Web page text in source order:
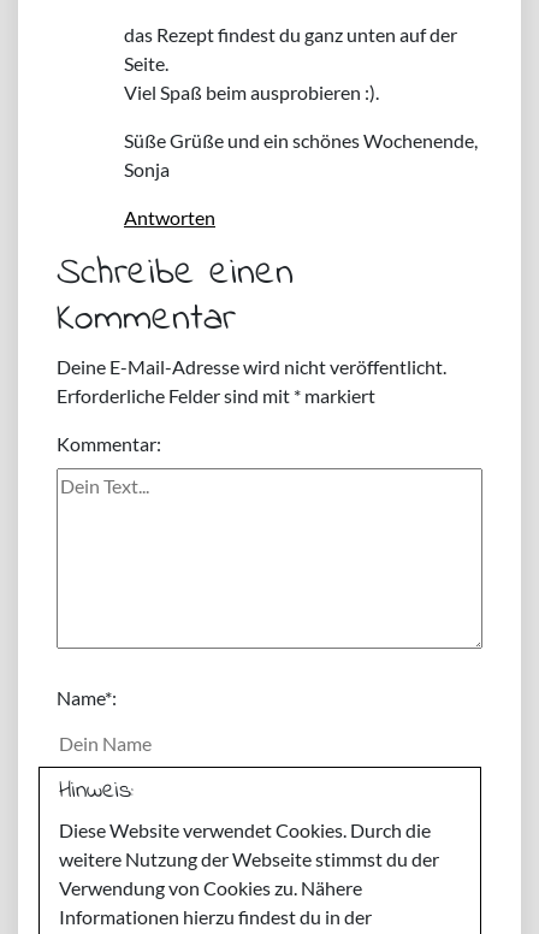
das Rezept findest du ganz unten auf der
Seite.
Viel Spaß beim ausprobieren :).
Süße Grüße und ein schönes Wochenende,
Sonja
Antworten
Schreibe einen
Kommentar
Deine E-Mail-Adresse wird nicht veröffentlicht.
Erforderliche Felder sind mit * markiert
Kommentar:
Name*:
E-Mail*:
Webseite:
Hinweis:
Diese Website verwendet Cookies. Durch die
weitere Nutzung der Webseite stimmst du der
Verwendung von Cookies zu. Nähere
Informationen hierzu findest du in der